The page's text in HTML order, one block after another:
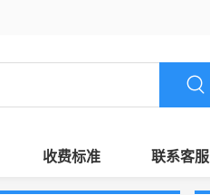
收费标准 联系客服